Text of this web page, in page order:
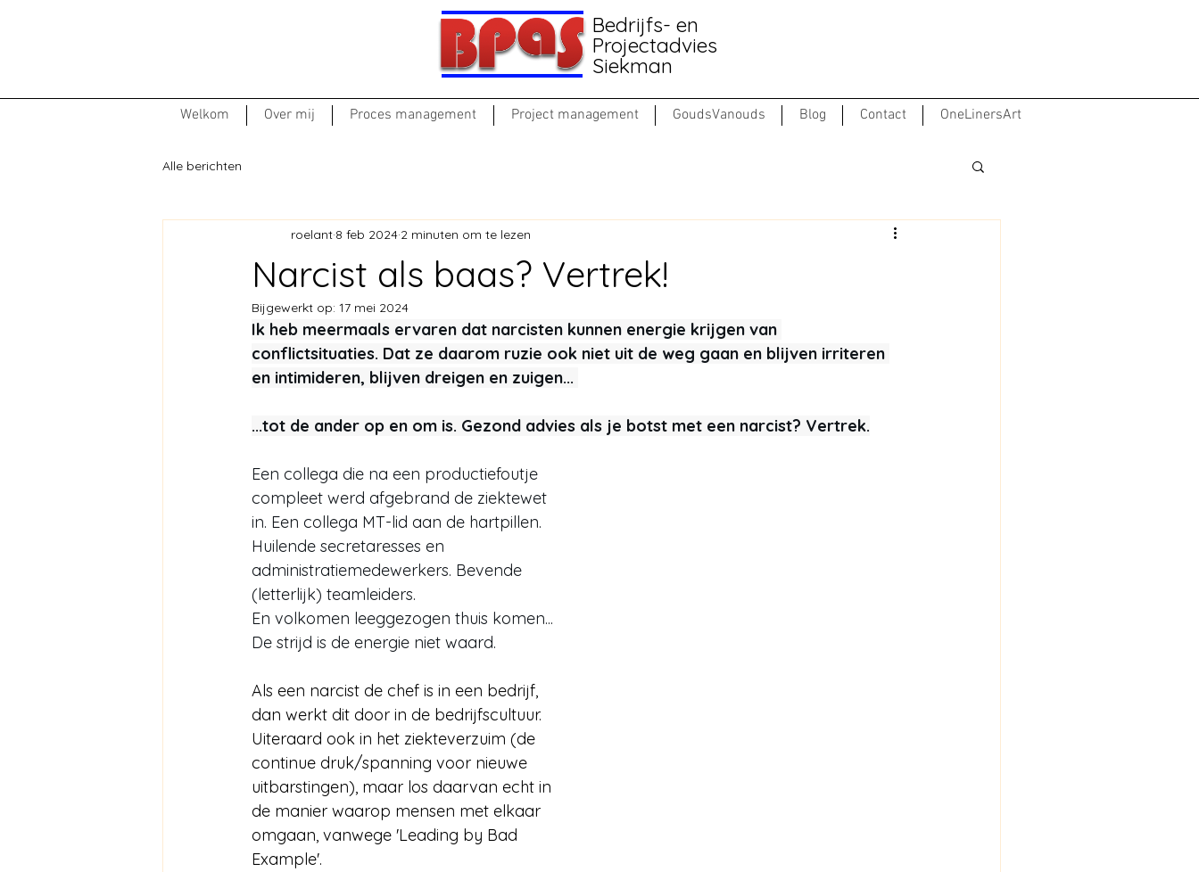
Bedrijfs- en
Projectadvies
Siekman
Welkom Over mij Proces management Project management GoudsVanouds Blog Contact OneLinersArt
Alle berichten
Narcist als baas? Vertrek!
roelant 8 feb 2024 2 minuten om te lezen
Bijgewerkt op: 17 mei 2024
Ik heb meermaals ervaren dat narcisten kunnen energie krijgen van
conflictsituaties. Dat ze daarom ruzie ook niet uit de weg gaan en blijven irriteren
en intimideren, blijven dreigen en zuigen...
...tot de ander op en om is. Gezond advies als je botst met een narcist? Vertrek.
Een collega die na een productiefoutje
compleet werd afgebrand de ziektewet
in. Een collega MT-lid aan de hartpillen.
Huilende secretaresses en
administratiemedewerkers. Bevende
(letterlijk) teamleiders.
En volkomen leeggezogen thuis komen...
De strijd is de energie niet waard.
Als een narcist de chef is in een bedrijf,
dan werkt dit door in de bedrijfscultuur.
Uiteraard ook in het ziekteverzuim (de
continue druk/spanning voor nieuwe
uitbarstingen), maar los daarvan echt in
de manier waarop mensen met elkaar
omgaan, vanwege 'Leading by Bad
Example'.